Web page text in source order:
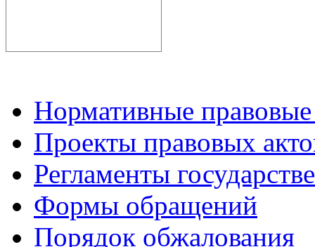
Нормативные
Проекты правовых
Регламенты
Формы обращений
Порядок обжалования